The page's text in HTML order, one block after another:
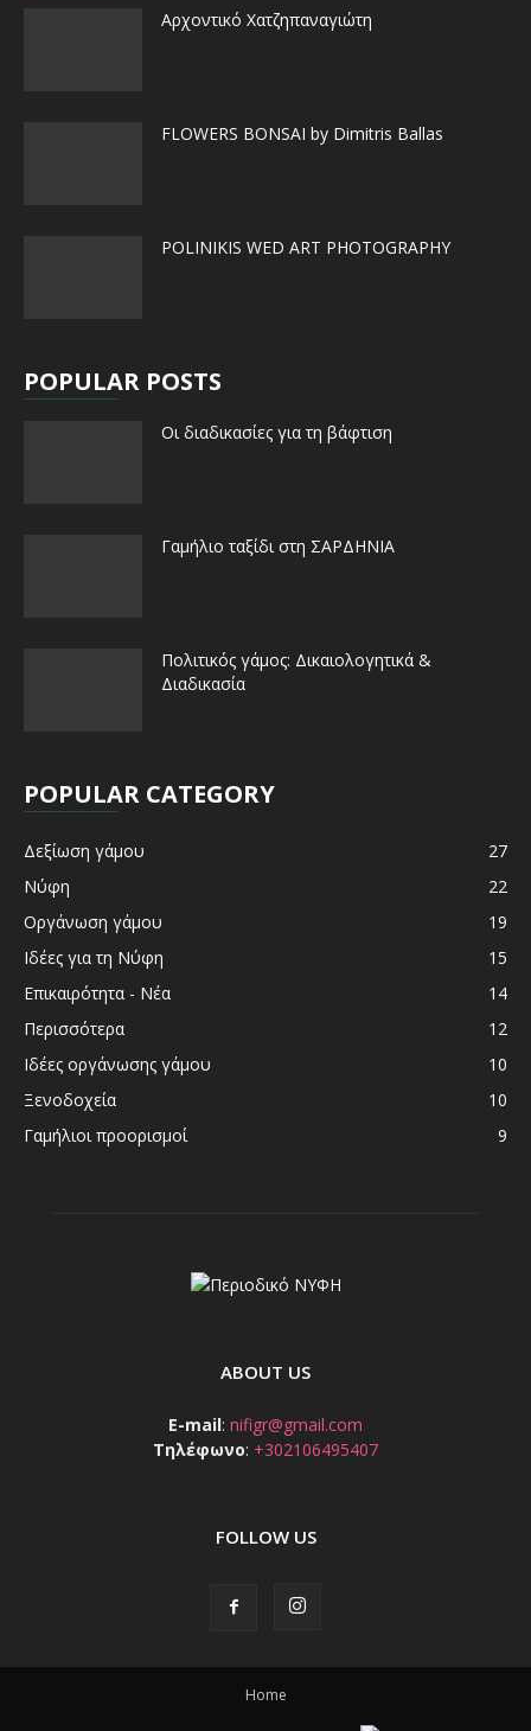
Αρχοντικό Χατζηπαναγιώτη
FLOWERS BONSAI by Dimitris Ballas
POLINIKIS WED ART PHOTOGRAPHY
POPULAR POSTS
Οι διαδικασίες για τη βάφτιση
Γαμήλιο ταξίδι στη ΣΑΡΔΗΝΙΑ
Πολιτικός γάμος: Δικαιολογητικά &
Διαδικασία
POPULAR CATEGORY
Δεξίωση γάμου
27
Νύφη
22
Οργάνωση γάμου
19
Ιδέες για τη Νύφη
15
Επικαιρότητα - Νέα
14
Περισσότερα
12
Ιδέες οργάνωσης γάμου
10
Ξενοδοχεία
10
Γαμήλιοι προορισμοί
9
ABOUT US
E-mail: nifigr@gmail.com
Τηλέφωνο: +302106495407
FOLLOW US
Home